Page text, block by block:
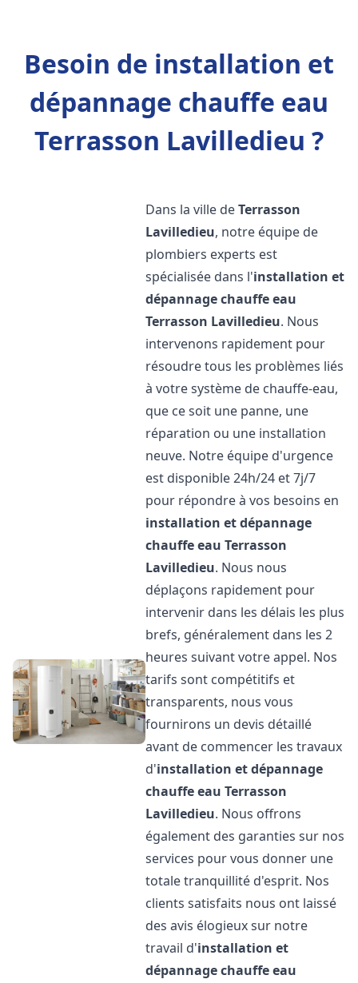
Besoin de installation et
dépannage chauffe eau
Terrasson Lavilledieu ?
Dans la ville deTerrasson
Lavilledieu, notre équipe de
plombiers experts est
spécialisée dans l'installation et
dépannage chauffe eau
Terrasson Lavilledieu. Nous
intervenons rapidement pour
résoudre tous les problèmes liés
à votre système de chauffe-eau,
que ce soit une panne, une
réparation ou une installation
neuve. Notre équipe d'urgence
est disponible 24h/24 et 7j/7
pour répondre à vos besoins en
installation et dépannage
chauffe eau Terrasson
Lavilledieu. Nous nous
déplaçons rapidement pour
intervenir dans les délais les plus
brefs, généralement dans les 2
heures suivant votre appel. Nos
tarifs sont compétitifs et
transparents, nous vous
fournirons un devis détaillé
avant de commencer les travaux
d'installation et dépannage
chauffe eau Terrasson
Lavilledieu. Nous offrons
également des garanties sur nos
services pour vous donner une
totale tranquillité d'esprit. Nos
clients satisfaits nous ont laissé
des avis élogieux sur notre
travail d'installation et
dépannage chauffe eau